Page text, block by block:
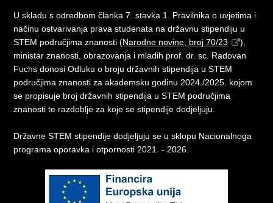
U skladu s odredbom članka 7. stavka 1. Pravilnika o uvjetima i
načinu ostvarivanja prava studenata na državnu stipendiju u
STEM područjima znanosti (Narodne novine, broj 70/23
),
ministar znanosti, obrazovanja i mladih prof. dr. sc. Radovan
Fuchs donosi Odluku o broju državnih stipendija u STEM
područjima znanosti za akademsku godinu 2024./2025. kojom
se propisuje broj državnih stipendija u STEM područjima
znanosti te razdoblje za koje se stipendije dodjeljuju.
Državne STEM stipendije dodjeljuju se u sklopu Nacionalnoga
programa oporavka i otpornosti 2021. - 2026.